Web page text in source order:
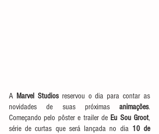
A Marvel Studios reservou o dia para contar as
novidades de suas próximas animações.
Começando pelo pôster e trailer de Eu Sou Groot,
série de curtas que será lançada no dia 10 de